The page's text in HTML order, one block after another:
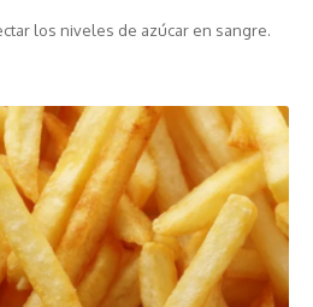
los niveles de azúcar en sangre.